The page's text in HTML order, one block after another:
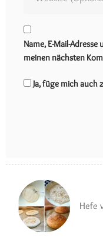
Name, E-Mail-
meinen nächsten
Ja, füge mich auch
Hefe